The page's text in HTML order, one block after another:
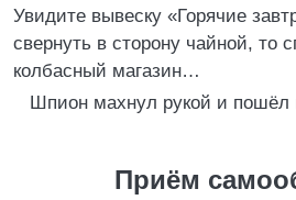
Увидите вывеску «Горячие
свернуть в сторону чайной, то
колбасный магазин…
Шпион махнул рукой и пошёл
Приём